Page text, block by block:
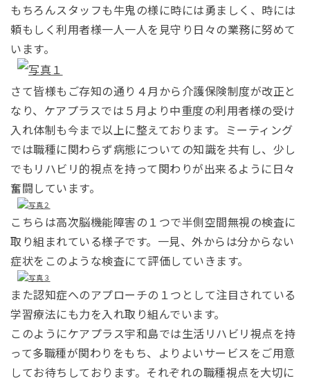
もちろんスタッフも牛鬼の様に時には勇ましく、時には
頼もしく利用者様一人一人を見守り日々の業務に努めて
います。
さて皆様もご存知の通り４月から介護保険制度が改正と
なり、ケアプラスでは５月より中重度の利用者様の受け
入れ体制も今まで以上に整えております。ミーティング
では職種に関わらず病態についての知識を共有し、少し
でもリハビリ的視点を持って関わりが出来るように日々
奮闘しています。
こちらは高次脳機能障害の１つで半側空間無視の検査に
取り組まれている様子です。一見、外からは分からない
症状をこのような検査にて評価していきます。
また認知症へのアプローチの１つとして注目されている
学習療法にも力を入れ取り組んでいます。
このようにケアプラス宇和島では生活リハビリ視点を持
って多職種が関わりをもち、よりよいサービスをご用意
してお待ちしております。それぞれの職種視点を大切に